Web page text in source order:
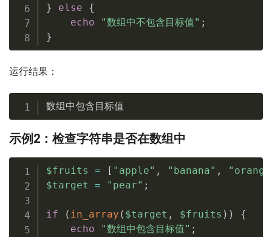
}
else
{
echo
"数组中不包含目标值" ;
}
运行结果：
数组中包含目标值
示例2：检查字符串是否在数组中
$fruits = [ "apple" , "banana" ,
$target
= "pear" ;
if ( in_array ( $target , $fruits ) )
{
echo
"数组中包含目标值" ;